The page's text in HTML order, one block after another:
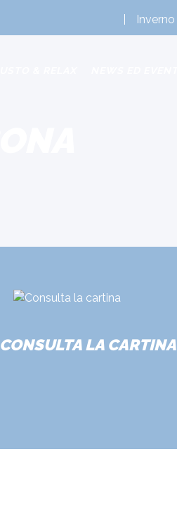
Inverno
CONSULTA LA CARTINA